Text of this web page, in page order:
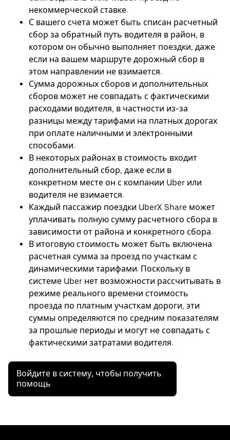
некоммерческой ставке.
С вашего счета может быть списан расчетный
сбор за обратный путь водителя в район, в
котором он обычно выполняет поездки, даже
если на вашем маршруте дорожный сбор в
этом направлении не взимается.
Сумма дорожных сборов и дополнительных
сборов может не совпадать с фактическими
расходами водителя, в частности из-за
разницы между тарифами на платных дорогах
при оплате наличными и электронными
способами.
В некоторых районах в стоимость входит
дополнительный сбор, даже если в
конкретном месте он с компании Uber или
водителя не взимается.
Каждый пассажир поездки UberX Share может
уплачивать полную сумму расчетного сбора в
зависимости от района и конкретного сбора.
В итоговую стоимость может быть включена
расчетная сумма за проезд по участкам с
динамическими тарифами. Поскольку в
системе Uber нет возможности рассчитывать в
режиме реального времени стоимость
проезда по платным участкам дороги, эти
суммы определяются по средним показателям
за прошлые периоды и могут не совпадать с
фактическими затратами водителя.
Войдите в систему, чтобы получить
помощь